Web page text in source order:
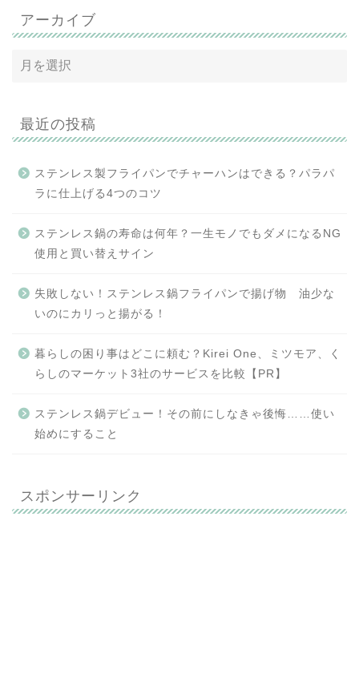
アーカイブ
最近の投稿
ステンレス製フライパンでチャーハンはできる？パラパ
ラに仕上げる4つのコツ
ステンレス鍋の寿命は何年？一生モノでもダメになるNG
使用と買い替えサイン
失敗しない！ステンレス鍋フライパンで揚げ物 油少な
いのにカリっと揚がる！
暮らしの困り事はどこに頼む？Kirei One、ミツモア、く
らしのマーケット3社のサービスを比較【PR】
ステンレス鍋デビュー！その前にしなきゃ後悔……使い
始めにすること
スポンサーリンク